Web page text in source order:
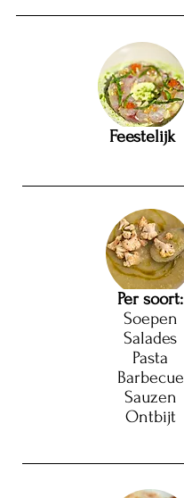
Feestelijk​
Per soort:
Soepen
Salades
Pasta
Barbecue
Sauzen
Ontbijt